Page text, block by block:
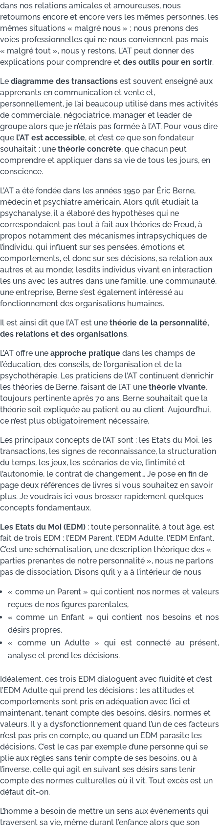
dans nos relations amicales et amoureuses, nous
retournons encore et encore vers les mêmes personnes, les
mêmes situations « malgré nous » ; nous prenons des
voies professionnelles qui ne nous conviennent pas mais
« malgré tout », nous y restons. L’AT peut donner des
explications pour comprendre et des outils pour en sortir.
Le diagramme des transactions est souvent enseigné aux
apprenants en communication et vente et,
personnellement, je l’ai beaucoup utilisé dans mes activités
de commerciale, négociatrice, manager et leader de
groupe alors que je n’étais pas formée à l’AT. Pour vous dire
que l’AT est accessible, et c’est ce que son fondateur
souhaitait : une théorie concrète, que chacun peut
comprendre et appliquer dans sa vie de tous les jours, en
conscience.
L’AT a été fondée dans les années 1950 par Éric Berne,
médecin et psychiatre américain. Alors qu’il étudiait la
psychanalyse, il a élaboré des hypothèses qui ne
correspondaient pas tout à fait aux théories de Freud, à
propos notamment des mécanismes intrapsychiques de
l’individu, qui influent sur ses pensées, émotions et
comportements, et donc sur ses décisions, sa relation aux
autres et au monde; lesdits individus vivant en interaction
les uns avec les autres dans une famille, une communauté,
une entreprise, Berne s’est également intéressé au
fonctionnement des organisations humaines.
Il est ainsi dit que l’AT est une théorie de la personnalité,
des relations et des organisations.
L’AT offre une approche pratique dans les champs de
l’éducation, des conseils, de l’organisation et de la
psychothérapie. Les praticiens de l’AT continuent d’enrichir
les théories de Berne, faisant de l’AT une théorie vivante,
toujours pertinente après 70 ans. Berne souhaitait que la
théorie soit expliquée au patient ou au client. Aujourd’hui,
ce n’est plus obligatoirement nécessaire.
Les principaux concepts de l’AT sont : les Etats du Moi, les
transactions, les signes de reconnaissance, la structuration
du temps, les jeux, les scénarios de vie, l’intimité et
l’autonomie, le contrat de changement… Je pose en fin de
page deux références de livres si vous souhaitez en savoir
plus. Je voudrais ici vous brosser rapidement quelques
concepts fondamentaux.
Les Etats du Moi (EDM) : toute personnalité, à tout âge, est
fait de trois EDM : l’EDM Parent, l’EDM Adulte, l’EDM Enfant.
C’est une schématisation, une description théorique des «
parties prenantes de notre personnalité », nous ne parlons
pas de dissociation. Disons qu’il y a à l’intérieur de nous
« comme un Parent » qui contient nos normes et valeurs
reçues de nos figures parentales,
« comme un Enfant » qui contient nos besoins et nos
désirs propres,
« comme un Adulte » qui est connecté au présent,
analyse et prend les décisions.
Idéalement, ces trois EDM dialoguent avec fluidité et c’est
l’EDM Adulte qui prend les décisions : les attitudes et
comportements sont pris en adéquation avec l’ici et
maintenant, tenant compte des besoins, désirs, normes et
valeurs. Il y a dysfonctionnement quand l’un de ces facteurs
n’est pas pris en compte, ou quand un EDM parasite les
décisions. C’est le cas par exemple d’une personne qui se
plie aux règles sans tenir compte de ses besoins, ou à
l’inverse, celle qui agit en suivant ses désirs sans tenir
compte des normes culturelles où il vit. Tout excès est un
défaut dit-on.
L’homme a besoin de mettre un sens aux évènements qui
traversent sa vie, même durant l’enfance alors que son